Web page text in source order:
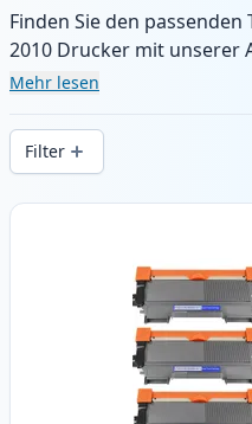
Finden Sie den
2010 Drucker mit unserer
XL-Patronen. Profitieren
in .
Mehr lesen
Filter
Produkte